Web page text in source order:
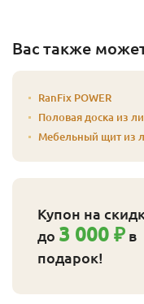
Вас также
RanFix POWER
Половая доска из
Мебельный щит из
Купон на
до 3 000 ₽ в
подарок!